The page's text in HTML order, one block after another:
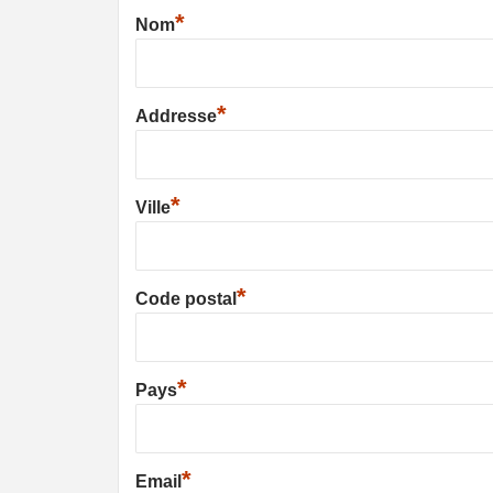
Nom*
Addresse*
Ville*
Code postal *
Pays*
Email *